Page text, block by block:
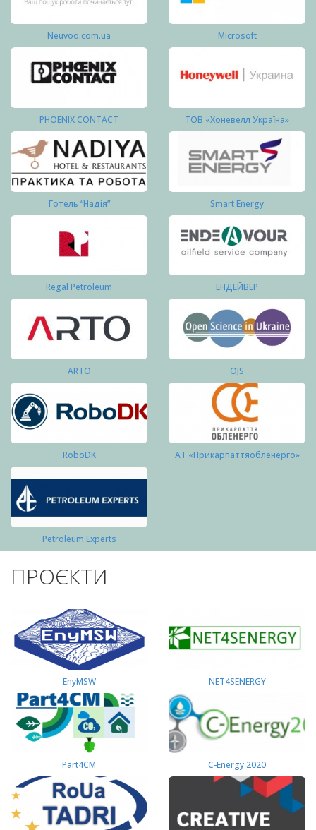
Neuvoo.com.ua Microsoft
PHOENIX CONTACT ТОВ «Хоневелл Україна»
Готель “Надія” Smart Energy
Regal Petroleum ЕНДЕЙВЕР
ARTO OJS
RoboDK АТ «Прикарпаттяобленерго»
Petroleum Experts
ПРОЄКТИ
EnyMSW NET4SENERGY
Part4СМ C-Energy 2020